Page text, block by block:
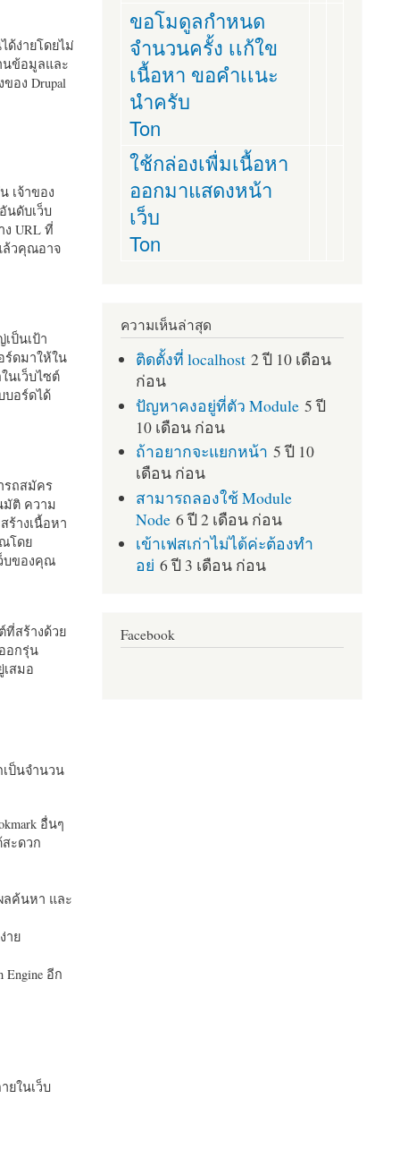
ด้ง่ายโดยไม่
นข้อมูลและ
อง Drupal
เจ้าของ
นดับเว็บ
URL ที่
ล้วคุณอาจ
ป็นเป้า
ร์ดมาให้ใน
นเว็บไซต์
บอร์ดได้
รถสมัคร
มัติ ความ
ร้างเนื้อหา
ณโดย
บของคุณ
ที่สร้างด้วย
อกรุ่น
สมอ
ป็นจำนวน
อื่นๆ
สะดวก
ลค้นหา และ
าย
อีก
ยในเว็บ
ขอโมดูลกำหนด
จำนวนครั้ง เเก้ใข
เนื้อหา ขอคำเเนะ
นำครับ
Ton
ใช้กล่องเพื่มเนื้อหา
ออกมาแสดงหน้า
เว็บ
Ton
ความเห็นล่าสุด
ติดตั้งที่ localhost 2 ปี 10 เดือน
ก่อน
ปัญหาคงอยู่ที่ตัว Module 5 ปี
10 เดือน ก่อน
ถ้าอยากจะแยกหน้า 5 ปี 10
เดือน ก่อน
สามารถลองใช้ Module
Node 6 ปี 2 เดือน ก่อน
เข้าเฟสเก่าไม่ได้ค่ะต้องทำ
อย่ 6 ปี 3 เดือน ก่อน
Facebook